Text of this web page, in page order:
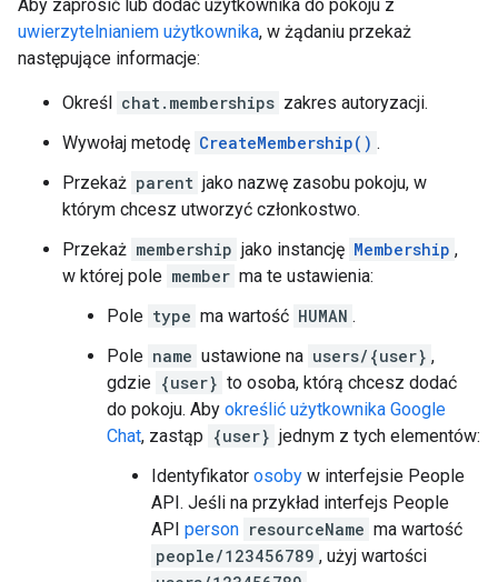
Aby zaprosić lub dodać użytkownika do pokoju z
uwierzytelnianiem użytkownika, w żądaniu przekaż
następujące informacje:
Określ chat.memberships zakres autoryzacji.
Wywołaj metodę CreateMembership() .
Przekaż parent jako nazwę zasobu pokoju, w
którym chcesz utworzyć członkostwo.
Przekaż membership jako instancję Membership ,
w której pole member ma te ustawienia:
Pole type ma wartość HUMAN .
Pole name ustawione na users/{user} ,
gdzie {user} to osoba, którą chcesz dodać
do pokoju. Aby określić użytkownika Google
Chat, zastąp {user} jednym z tych elementów:
Identyfikator osoby w interfejsie People
API. Jeśli na przykład interfejs People
API person resourceName ma wartość
people/123456789 , użyj wartości